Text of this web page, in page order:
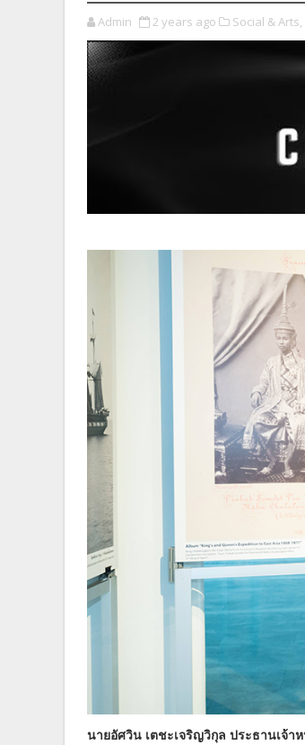
Admin 2 years ago Social & Arts,
นายอัศวิน เตชะเจริญวิกุล ประธานเจ้